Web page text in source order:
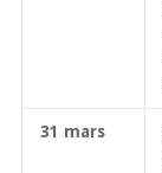
31 mars